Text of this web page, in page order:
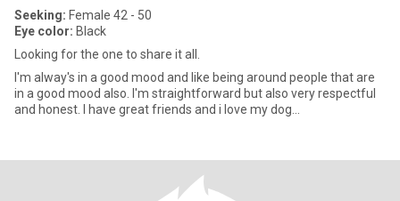
Seeking: Female 42 - 50
Eye color: Black
Looking for the one to share it all.
I'm alway's in a good mood and like being around people that are
in a good mood also. I'm straightforward but also very respectful
and honest. I have great friends and i love my dog...